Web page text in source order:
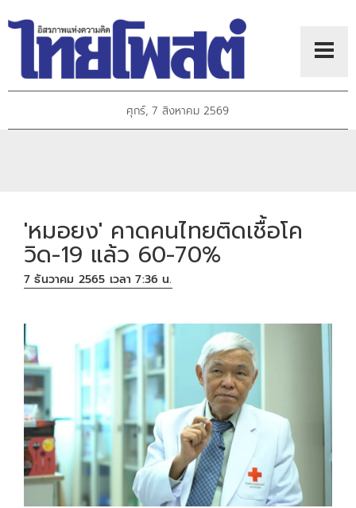
ศุกร์, 7 สิงหาคม 2569
'หมอยง' คาดคนไทยติดเชื้อโค
วิด-19 แล้ว 60-70%
7 ธันวาคม 2565 เวลา 7:36 น.